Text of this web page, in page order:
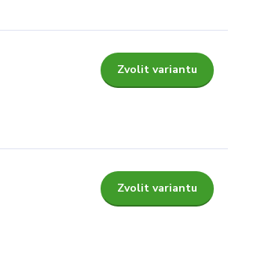
Zvolit variantu
Zvolit variantu